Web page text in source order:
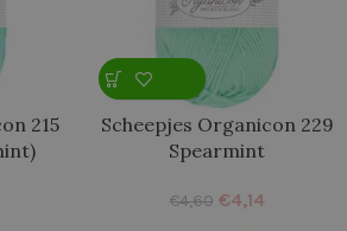
215
Scheepjes Organicon 229
Spearmint
€4,60 €4,14